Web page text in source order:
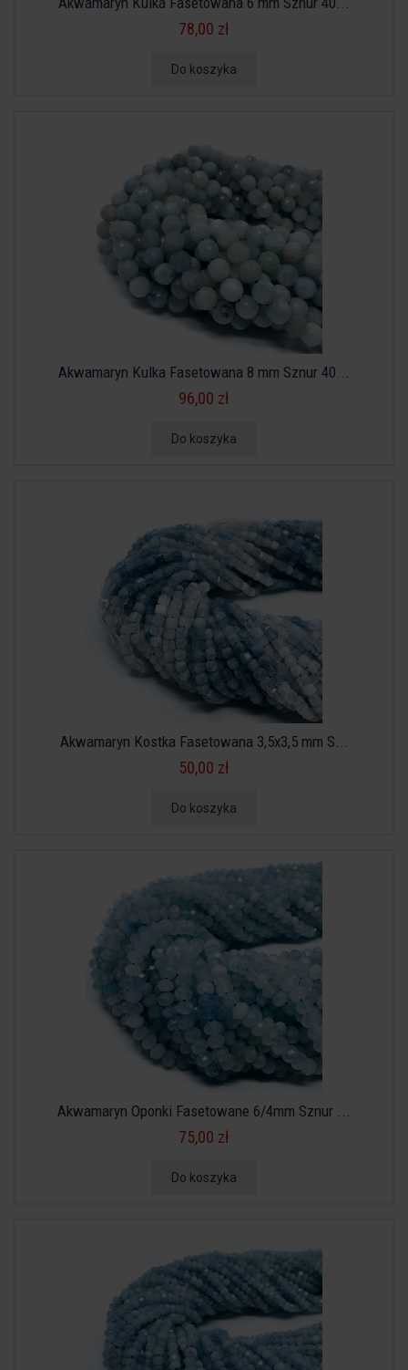
78,00 zł
Do koszyka
Akwamaryn Kulka Fasetowana 8 mm Sznur 40...
96,00 zł
Do koszyka
Akwamaryn Kostka Fasetowana 3,5x3,5 mm S...
50,00 zł
Do koszyka
Akwamaryn Oponki Fasetowane 6/4mm Sznur ...
75,00 zł
Do koszyka